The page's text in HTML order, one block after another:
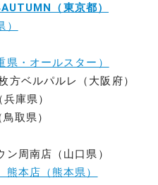
（東京都）
・オールスター）
方ベルパルレ（大阪府）
庫県）
取県）
周南店（山口県）
本店（熊本県）